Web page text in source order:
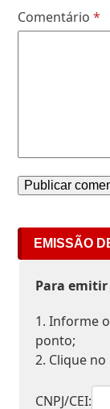
Comentário*
EMISSÃO
Para
1. Informe
ponto;
2. Clique
CNPJ/CEI: